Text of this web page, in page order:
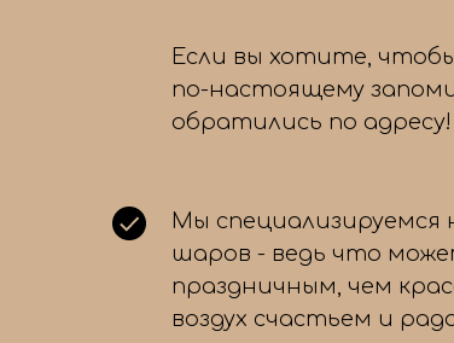
Если вы хотите,
по-настоящему
обратились по адресу!
Мы специализируемся
шаров - ведь что
праздничным, чем
воздух счастьем и